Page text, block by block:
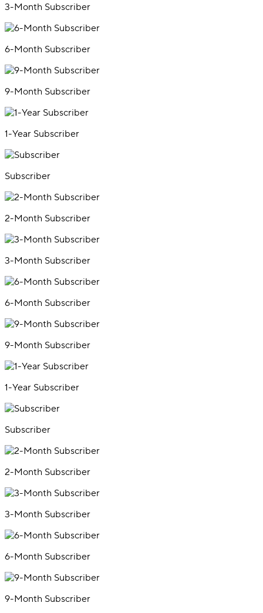
3-Month Subscriber
6-Month Subscriber
9-Month Subscriber
1-Year Subscriber
Subscriber
2-Month Subscriber
3-Month Subscriber
6-Month Subscriber
9-Month Subscriber
1-Year Subscriber
Subscriber
2-Month Subscriber
3-Month Subscriber
6-Month Subscriber
9-Month Subscriber